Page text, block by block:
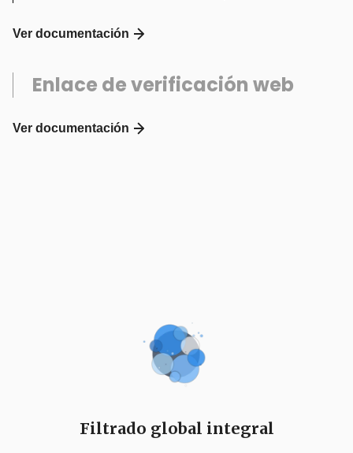
Ver documentación
Enlace de verificación web
Ver documentación
Filtrado global integral